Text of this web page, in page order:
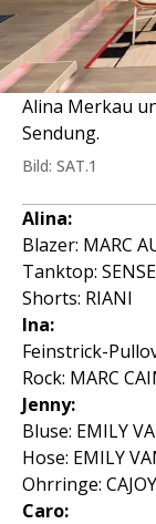
Alina Merkau
Sendung.
Bild: SAT.1
Alina:
Blazer: MARC
Tanktop:
Shorts: RIANI
Ina:
Feinstrick-
Rock: MARC
Jenny:
Bluse: EMILY
Hose: EMILY
Ohrringe: CAJOY
Caro: